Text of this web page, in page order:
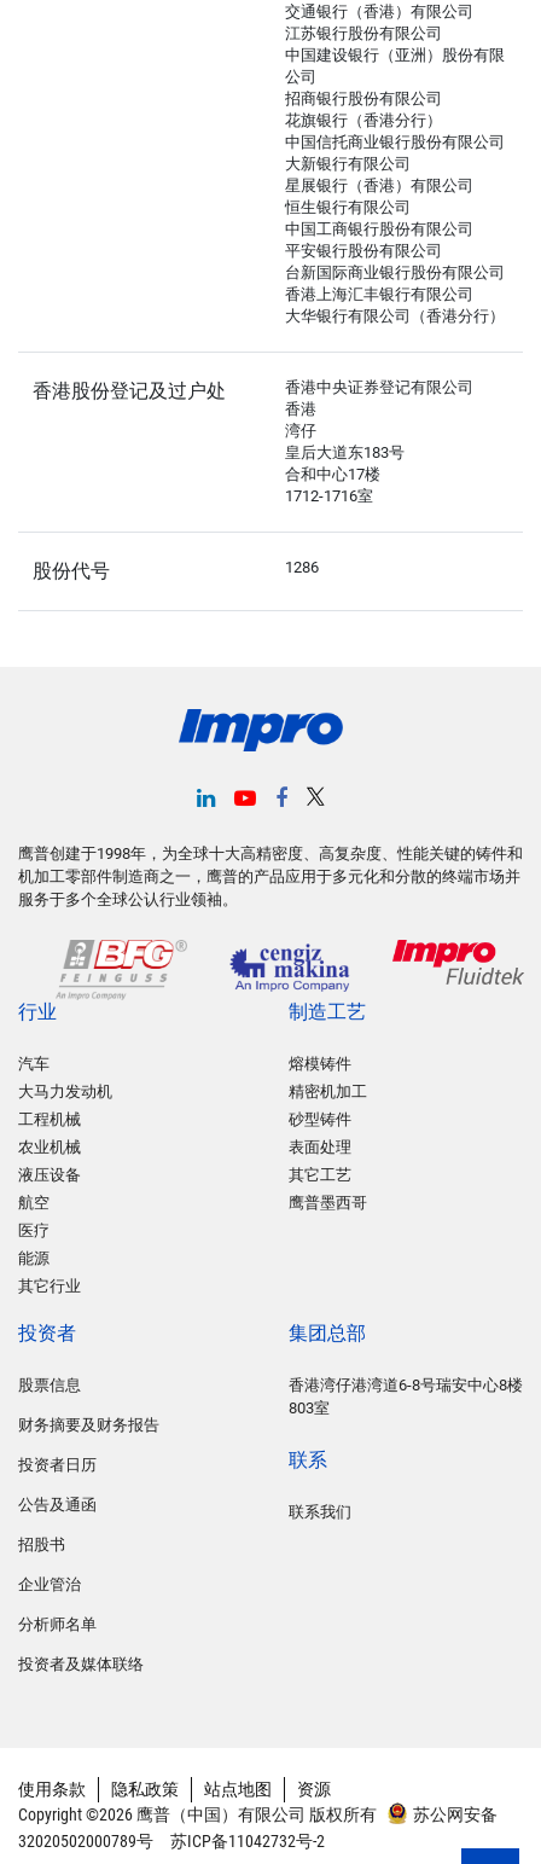
交通银行（香港）有限公司
江苏银行股份有限公司
中国建设银行（亚洲）股份有限
公司
招商银行股份有限公司
花旗银行（香港分行）
中国信托商业银行股份有限公司
大新银行有限公司
星展银行（香港）有限公司
恒生银行有限公司
中国工商银行股份有限公司
平安银行股份有限公司
台新国际商业银行股份有限公司
香港上海汇丰银行有限公司
大华银行有限公司（香港分行）
香港股份登记及过户处
香港中央证券登记有限公司
香港
湾仔
皇后大道东183号
合和中心17楼
1712-1716室
股份代号 1286
鹰普创建于1998年，为全球十大高精密度、高复杂度、性能关键的铸件和
机加工零部件制造商之一，鹰普的产品应用于多元化和分散的终端市场并
服务于多个全球公认行业领袖。
行业
汽车
大马力发动机
工程机械
农业机械
液压设备
航空
医疗
能源
其它行业
制造工艺
熔模铸件
精密机加工
砂型铸件
表面处理
其它工艺
鹰普墨西哥
投资者
股票信息
财务摘要及财务报告
投资者日历
公告及通函
招股书
企业管治
分析师名单
投资者及媒体联络
集团总部
香港湾仔港湾道6-8号瑞安中心8楼
803室
联系
联系我们
使用条款 隐私政策 站点地图
资源
Copyright ©2026 鹰普（中国）有限公司 版权所有
苏公网安备
32020502000789号
苏ICP备11042732号-2